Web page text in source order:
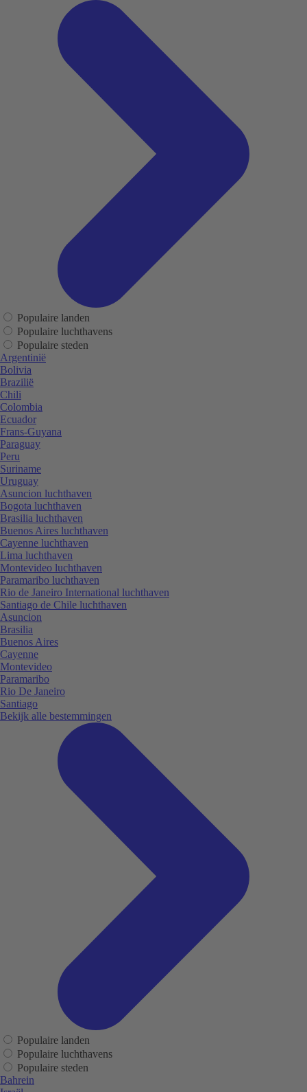
Populaire landen
Populaire luchthavens
Populaire steden
Argentinië
Bolivia
Brazilië
Chili
Colombia
Ecuador
Frans-Guyana
Paraguay
Peru
Suriname
Uruguay
Asuncion luchthaven
Bogota luchthaven
Brasilia luchthaven
Buenos Aires luchthaven
Cayenne luchthaven
Lima luchthaven
Montevideo luchthaven
Paramaribo luchthaven
Rio de Janeiro International luchthaven
Santiago de Chile luchthaven
Asuncion
Brasilia
Buenos Aires
Cayenne
Montevideo
Paramaribo
Rio De Janeiro
Santiago
Bekijk alle bestemmingen
Populaire landen
Populaire luchthavens
Populaire steden
Bahrein